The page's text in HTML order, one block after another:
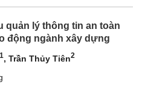
quản lý thông tin an toàn
động ngành xây dựng
1, Trần Thủy Tiên2